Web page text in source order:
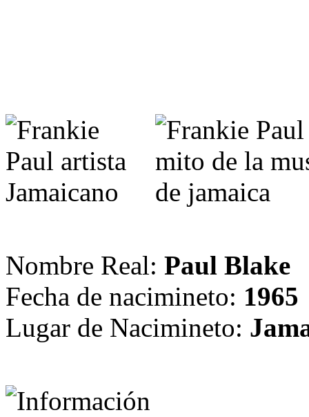
Nombre Real: Paul Blake
Fecha de nacimineto: 1965
Lugar de Nacimineto: